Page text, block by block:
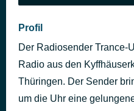
Profil
Der Radiosender Trance-
Radio aus den
Thüringen. Der Sender
um die Uhr eine